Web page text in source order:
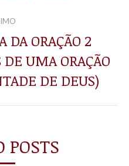
DA ORAÇÃO 2
DE UMA ORAÇÃO
DE DEUS)
POSTS